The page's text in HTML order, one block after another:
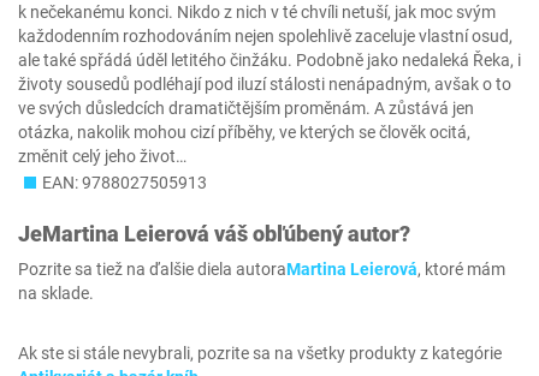
k nečekanému konci. Nikdo z nich v té chvíli netuší, jak moc svým
každodenním rozhodováním nejen spolehlivě zaceluje vlastní osud,
ale také spřádá úděl letitého činžáku. Podobně jako nedaleká Řeka, i
životy sousedů podléhají pod iluzí stálosti nenápadným, avšak o to
ve svých důsledcích dramatičtějším proměnám. A zůstává jen
otázka, nakolik mohou cizí příběhy, ve kterých se člověk ocitá,
změnit celý jeho život…
EAN: 9788027505913
JeMartina Leierová váš obľúbený autor?
Pozrite sa tiež na ďalšie diela autoraMartina Leierová, ktoré mám
na sklade.
Ak ste si stále nevybrali, pozrite sa na všetky produkty z kategórie